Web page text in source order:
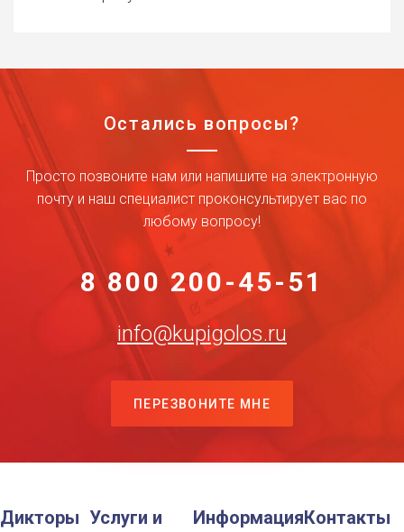
Остались вопросы?
Просто позвоните нам или напишите на электронную
почту и наш специалист проконсультирует вас по
любому вопросу!
8 800 200-45-51
info@kupigolos.ru
ПЕРЕЗВОНИТЕ МНЕ
Дикторы Услуги и
ИнформацияКонтакты